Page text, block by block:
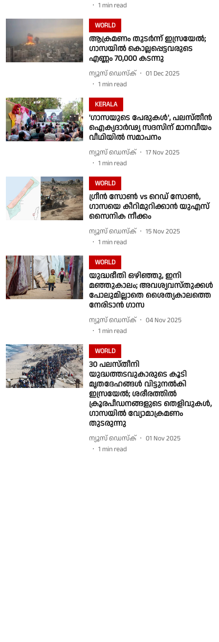
1 min read
WORLD
ആക്രമണം തുടർന്ന് ഇസ്രയേൽ;
ഗാസയിൽ കൊല്ലപ്പെട്ടവരുടെ
എണ്ണം 70,000 കടന്നു
ന്യൂസ് ഡെസ്ക്
01 Dec 2025
1 min read
KERALA
'ഗാസയുടെ പേരുകള്‍', പലസ്തീന്‍
ഐക്യദാര്‍ഢ്യ സദസിന് മാനവീയം
വീഥിയില്‍ സമാപനം
ന്യൂസ് ഡെസ്ക്
17 Nov 2025
1 min read
WORLD
ഗ്രീൻ സോൺ vs റെഡ് സോൺ,
ഗാസയെ കീറിമുറിക്കാൻ യുഎസ്
സൈനിക നീക്കം
ന്യൂസ് ഡെസ്ക്
15 Nov 2025
1 min read
WORLD
യുദ്ധഭീതി ഒഴിഞ്ഞു, ഇനി
മഞ്ഞുകാലം; അവശ്യവസ്തുക്കള്‍
പോലുമില്ലാതെ ശൈത്യകാലത്തെ
നേരിടാൻ ഗാസ
ന്യൂസ് ഡെസ്ക്
04 Nov 2025
1 min read
WORLD
30 പലസ്തീനി
യുദ്ധത്തടവുകാരുടെ കൂടി
മൃതദേഹങ്ങൾ വിട്ടുനൽകി
ഇസ്രയേൽ; ശരീരത്തിൽ
ക്രൂരപീഡനങ്ങളുടെ തെളിവുകൾ,
ഗാസയിൽ വ്യോമാക്രമണം
തുടരുന്നു
ന്യൂസ് ഡെസ്ക്
01 Nov 2025
1 min read